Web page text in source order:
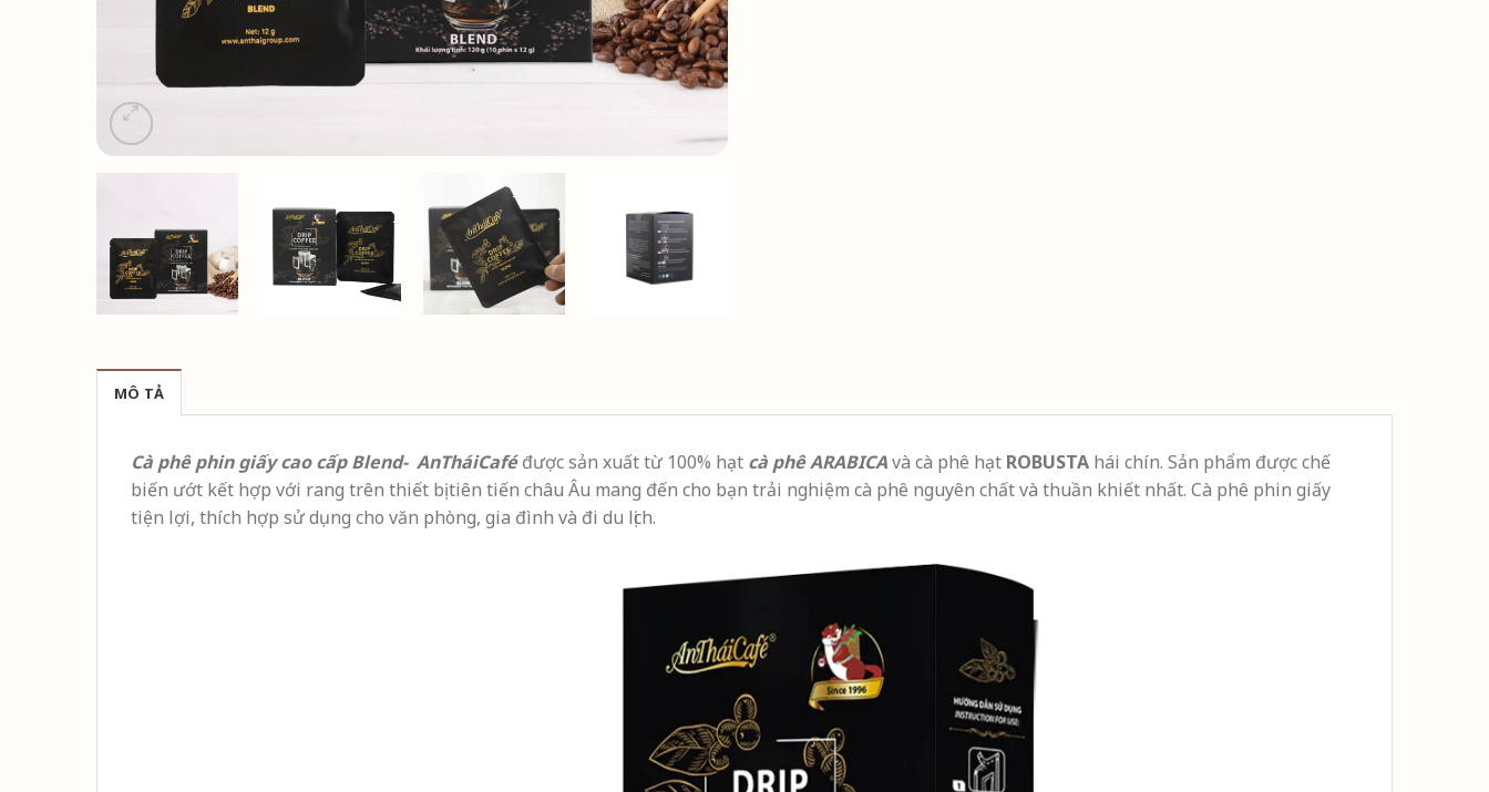
MÔ TẢ
Cà phê phin giấy cao cấp Blend- AnTháiCaféđược sản xuất từ 100% hạt cà phê ARABICAvà cà phê hạt ROBUSTA hái chín. Sản phẩm được chế
biến ướt kết hợp với rang trên thiết bị tiên tiến châu Âu mang đến cho bạn trải nghiệm cà phê nguyên chất và thuần khiết nhất. Cà phê phin giấy
tiện lợi, thích hợp sử dụng cho văn phòng, gia đình và đi du lịch.